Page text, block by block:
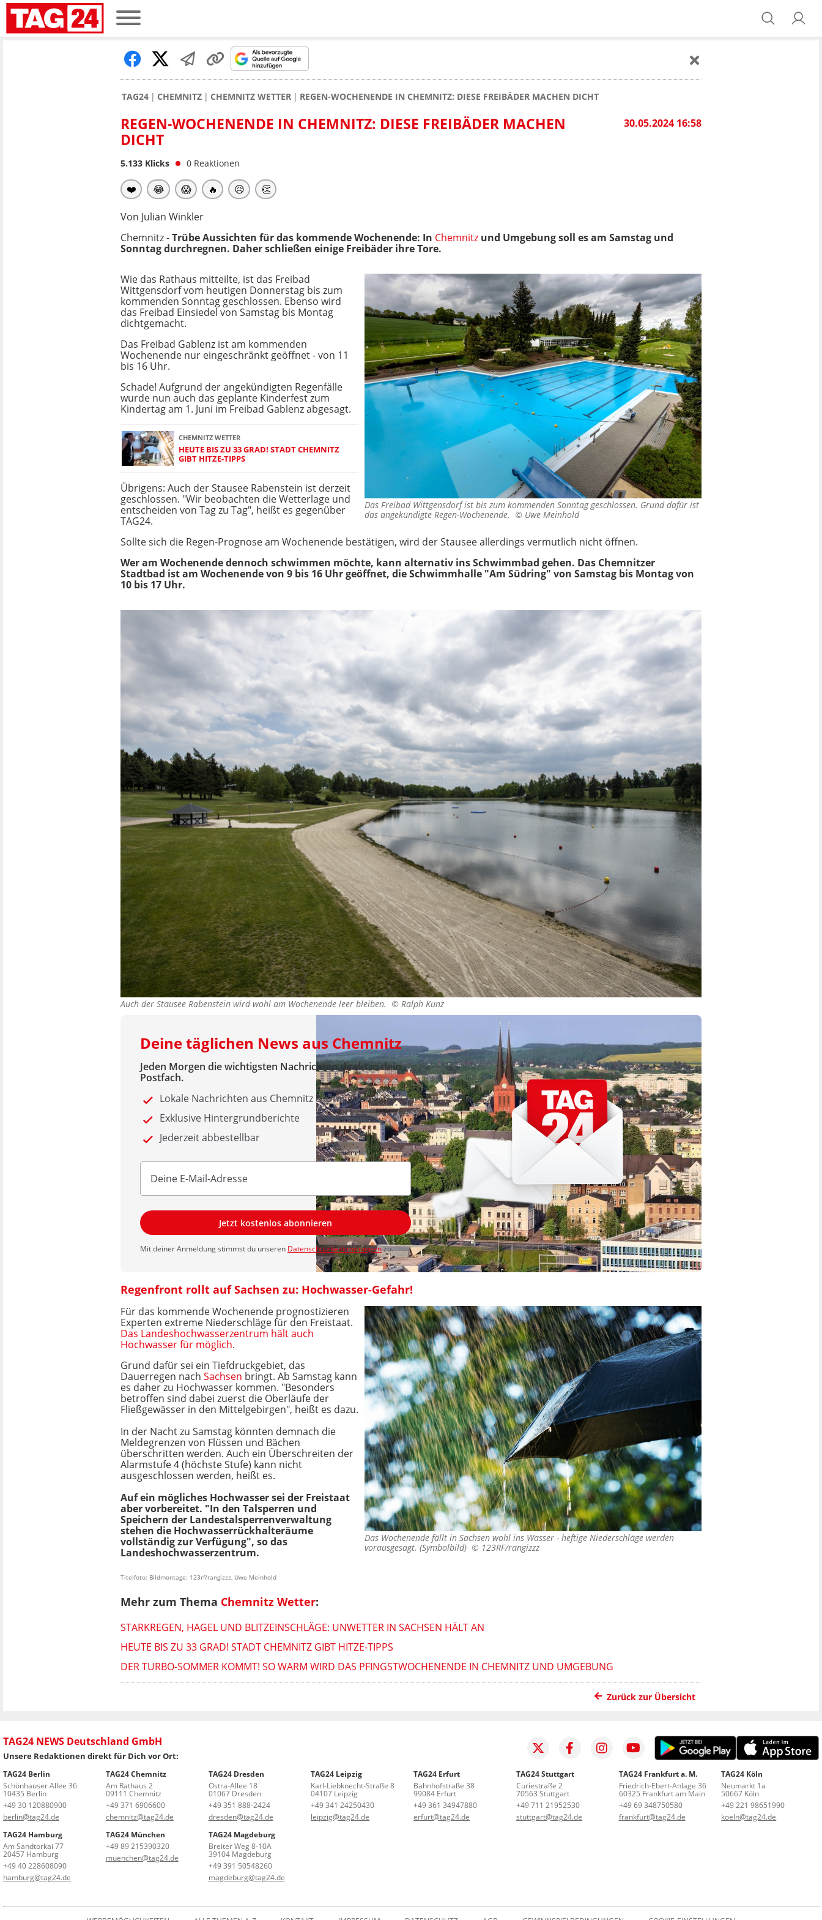
TAG24 CHEMNITZ CHEMNITZ WETTER REGEN-WOCHENENDE IN CHEMNITZ: DIESE FREIBÄDER MACHEN DICHT
30.05.2024 16:58
REGEN-WOCHENENDE IN CHEMNITZ: DIESE FREIBÄDER MACHEN
DICHT
5.133 Klicks 0 Reaktionen
❤️ 😂 😱 🔥 😥 👏
Von Julian Winkler
Chemnitz -Trübe Aussichten für das kommende Wochenende: In Chemnitz und Umgebung soll es am Samstag und
Sonntag durchregnen. Daher schließen einige Freibäder ihre Tore.
Das Freibad Wittgensdorf ist bis zum kommenden Sonntag geschlossen. Grund dafür ist
das angekündigte Regen-Wochenende. © Uwe Meinhold
Wie das Rathaus mitteilte, ist das Freibad
Wittgensdorf vom heutigen Donnerstag bis zum
kommenden Sonntag geschlossen. Ebenso wird
das Freibad Einsiedel von Samstag bis Montag
dichtgemacht.
Das Freibad Gablenz ist am kommenden
Wochenende nur eingeschränkt geöffnet - von 11
bis 16 Uhr.
Schade! Aufgrund der angekündigten Regenfälle
wurde nun auch das geplante Kinderfest zum
Kindertag am 1. Juni im Freibad Gablenz abgesagt.
CHEMNITZ WETTER
HEUTE BIS ZU 33 GRAD! STADT CHEMNITZ
GIBT HITZE-TIPPS
Übrigens: Auch der Stausee Rabenstein ist derzeit
geschlossen. "Wir beobachten die Wetterlage und
entscheiden von Tag zu Tag", heißt es gegenüber
TAG24.
Sollte sich die Regen-Prognose am Wochenende bestätigen, wird der Stausee allerdings vermutlich nicht öffnen.
Wer am Wochenende dennoch schwimmen möchte, kann alternativ ins Schwimmbad gehen. Das Chemnitzer
Stadtbad ist am Wochenende von 9 bis 16 Uhr geöffnet, die Schwimmhalle "Am Südring" von Samstag bis Montag von
10 bis 17 Uhr.
Auch der Stausee Rabenstein wird wohl am Wochenende leer bleiben. © Ralph Kunz
Deine täglichen News aus Chemnitz
Jeden Morgen die wichtigsten Nachrichten direkt in dein
Postfach.
Lokale Nachrichten aus Chemnitz & Umgebung
Exklusive Hintergrundberichte
Jederzeit abbestellbar
Jetzt kostenlos abonnieren
Mit deiner Anmeldung stimmst du unseren Datenschutzbestimmungenzu.
Regenfront rollt auf Sachsen zu: Hochwasser-Gefahr!
Das Wochenende fällt in Sachsen wohl ins Wasser - heftige Niederschläge werden
vorausgesagt. (Symbolbild) © 123RF/rangizzz
Für das kommende Wochenende prognostizieren
Experten extreme Niederschläge für den Freistaat.
Das Landeshochwasserzentrum hält auch
Hochwasser für möglich.
Grund dafür sei ein Tiefdruckgebiet, das
Dauerregen nach Sachsen bringt. Ab Samstag kann
es daher zu Hochwasser kommen. "Besonders
betroffen sind dabei zuerst die Oberläufe der
Fließgewässer in den Mittelgebirgen", heißt es dazu.
In der Nacht zu Samstag könnten demnach die
Meldegrenzen von Flüssen und Bächen
überschritten werden. Auch ein Überschreiten der
Alarmstufe 4 (höchste Stufe) kann nicht
ausgeschlossen werden, heißt es.
Auf ein mögliches Hochwasser sei der Freistaat
aber vorbereitet. "In den Talsperren und
Speichern der Landestalsperrenverwaltung
stehen die Hochwasserrückhalteräume
vollständig zur Verfügung", so das
Landeshochwasserzentrum.
Titelfoto: Bildmontage: 123rf/rangizzz, Uwe Meinhold
Mehr zum Thema Chemnitz Wetter:
STARKREGEN, HAGEL UND BLITZEINSCHLÄGE: UNWETTER IN SACHSEN HÄLT AN
HEUTE BIS ZU 33 GRAD! STADT CHEMNITZ GIBT HITZE-TIPPS
DER TURBO-SOMMER KOMMT! SO WARM WIRD DAS PFINGSTWOCHENENDE IN CHEMNITZ UND UMGEBUNG
Zurück zur Übersicht
TAG24 NEWS Deutschland GmbH
Unsere Redaktionen direkt für Dich vor Ort:
TAG24 Berlin
Schönhauser Allee 36
10435 Berlin
+49 30 120880900
berlin@tag24.de
TAG24 Chemnitz
Am Rathaus 2
09111 Chemnitz
+49 371 6906600
chemnitz@tag24.de
TAG24 Dresden
Ostra-Allee 18
01067 Dresden
+49 351 888-2424
dresden@tag24.de
TAG24 Leipzig
Karl-Liebknecht-Straße 8
04107 Leipzig
+49 341 24250430
leipzig@tag24.de
TAG24 Erfurt
Bahnhofstraße 38
99084 Erfurt
+49 361 34947880
erfurt@tag24.de
TAG24 Stuttgart
Curiestraße 2
70563 Stuttgart
+49 711 21952530
stuttgart@tag24.de
TAG24 Frankfurt a. M.
Friedrich-Ebert-Anlage 36
60325 Frankfurt am Main
+49 69 348750580
frankfurt@tag24.de
TAG24 Köln
Neumarkt 1a
50667 Köln
+49 221 98651990
koeln@tag24.de
TAG24 Hamburg
Am Sandtorkai 77
20457 Hamburg
+49 40 228608090
hamburg@tag24.de
TAG24 München
+49 89 215390320
muenchen@tag24.de
TAG24 Magdeburg
Breiter Weg 8-10A
39104 Magdeburg
+49 391 50548260
magdeburg@tag24.de